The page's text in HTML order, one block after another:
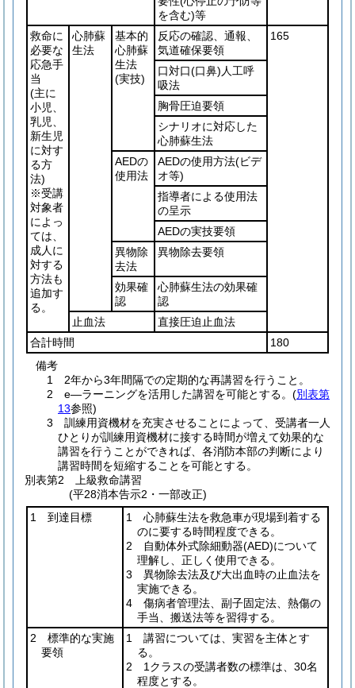
を含む)等
救命に
必要な
応急手
当
(主に
小児、
乳児、
新生児
に対す
る方
法)
※受講
対象者
によっ
ては、
成人に
対する
方法も
追加す
る。
心肺蘇
生法
基本的
心肺蘇
生法
(実技)
反応の確認、通報、
気道確保要領
165
口対口(口鼻) 人工呼
吸法
胸骨圧迫要領
シナリオに対応した
心肺蘇生法
AEDの
使用法
AEDの使用方法(ビデ
オ等)
指導者による使用法
の呈示
AEDの実技要領
異物除
去法
異物除去要領
効果確
認
心肺蘇生法の効果確
認
止血法
直接圧迫止血法
合計時間
180
備考
1 2年から3年間隔での定期的な再講習を行うこと。
2 e―ラーニングを活用した講習を可能とする。(別表第
13参照)
3 訓練用資機材を充実させることによって、受講者一人
ひとりが訓練用資機材に接する時間が増えて効果的な
講習を行うことができれば、各消防本部の判断により
講習時間を短縮することを可能とする。
別表第2 上級救命講習
(平28消本告示2・一部改正)
1 到達目標
1 心肺蘇生法を救急車が現場到着する
のに要する時間程度できる。
2 自動体外式除細動器(AED)について
理解し、正しく使用できる。
3 異物除去法及び大出血時の止血法を
実施できる。
4 傷病者管理法、副子固定法、熱傷の
手当、搬送法等を習得する。
2 標準的な実施
要領
1 講習については、実習を主体とす
る。
2 1クラスの受講者数の標準は、30名
程度とする。